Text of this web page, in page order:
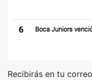
6 Boca Juniors
Recibirás en tu